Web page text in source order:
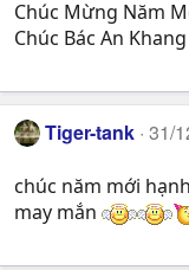
Chúc Mừng Năm
Chúc Bác An
Tiger-tank 31/
chúc năm mới
may mắn